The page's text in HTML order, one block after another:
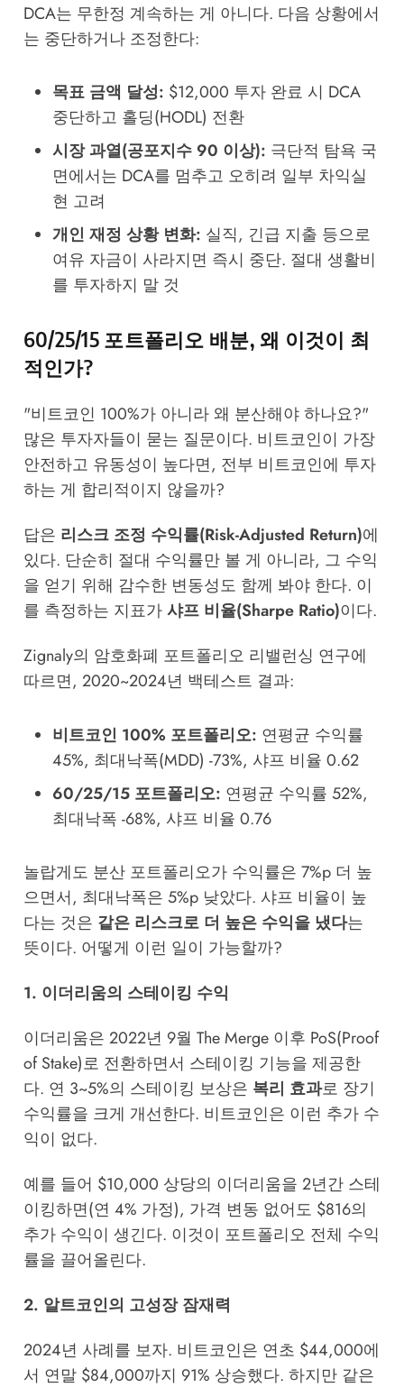
DCA는 무한정 계속하는 게 아니다. 다음 상황에서
는 중단하거나 조정한다:
목표 금액 달성: $12,000 투자 완료 시 DCA
중단하고 홀딩(HODL) 전환
시장 과열(공포지수 90 이상): 극단적 탐욕 국
면에서는 DCA를 멈추고 오히려 일부 차익실
현 고려
개인 재정 상황 변화: 실직, 긴급 지출 등으로
여유 자금이 사라지면 즉시 중단. 절대 생활비
를 투자하지 말 것
60/25/15 포트폴리오 배분, 왜 이것이 최
적인가?
"비트코인 100%가 아니라 왜 분산해야 하나요?"
많은 투자자들이 묻는 질문이다. 비트코인이 가장
안전하고 유동성이 높다면, 전부 비트코인에 투자
하는 게 합리적이지 않을까?
답은 리스크 조정 수익률(Risk-Adjusted Return)에
있다. 단순히 절대 수익률만 볼 게 아니라, 그 수익
을 얻기 위해 감수한 변동성도 함께 봐야 한다. 이
를 측정하는 지표가샤프 비율(Sharpe Ratio)이다.
Zignaly의 암호화폐 포트폴리오 리밸런싱 연구에
따르면, 2020~2024년 백테스트 결과:
비트코인 100% 포트폴리오: 연평균 수익률
45%, 최대낙폭(MDD) -73%, 샤프 비율 0.62
60/25/15 포트폴리오: 연평균 수익률 52%,
최대낙폭 -68%, 샤프 비율 0.76
놀랍게도 분산 포트폴리오가 수익률은 7%p 더 높
으면서, 최대낙폭은 5%p 낮았다. 샤프 비율이 높
다는 것은 같은 리스크로 더 높은 수익을 냈다는
뜻이다. 어떻게 이런 일이 가능할까?
1. 이더리움의 스테이킹 수익
이더리움은 2022년 9월 The Merge 이후 PoS(Proof
of Stake)로 전환하면서 스테이킹 기능을 제공한
다. 연 3~5%의 스테이킹 보상은 복리 효과로 장기
수익률을 크게 개선한다. 비트코인은 이런 추가 수
익이 없다.
예를 들어 $10,000 상당의 이더리움을 2년간 스테
이킹하면(연 4% 가정), 가격 변동 없어도 $816의
추가 수익이 생긴다. 이것이 포트폴리오 전체 수익
률을 끌어올린다.
2. 알트코인의 고성장 잠재력
2024년 사례를 보자. 비트코인은 연초 $44,000에
서 연말 $84,000까지 91% 상승했다. 하지만 같은